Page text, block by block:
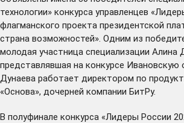
технологии» конкурса управленцев
флагманского проекта президентской
страна возможностей» . Одним из
молодая участница специализации Алина
представлявшая на конкурсе Ивановскую
Дунаева работает директором по
«Основа», дочерней компании БитРу.
В полуфинале конкурса «Лидеры России